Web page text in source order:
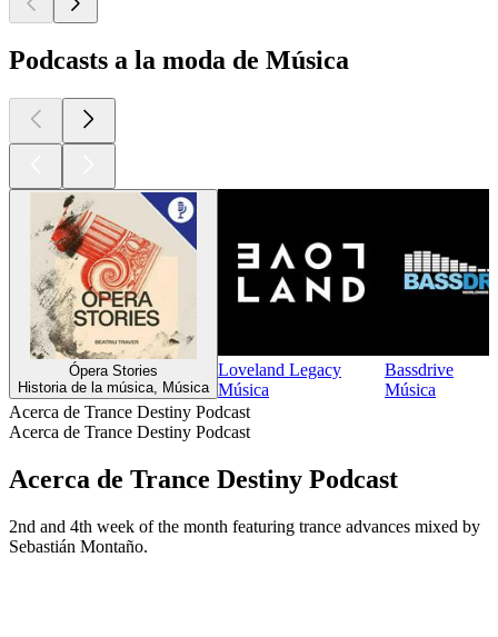
Podcasts a la moda de Música
Ópera Stories
Historia de la música, Música
Loveland Legacy
Música
Bassdrive
Música
Acerca de Trance Destiny Podcast
Acerca de Trance Destiny Podcast
Acerca de Trance Destiny Podcast
2nd and 4th week of the month featuring trance advances mixed by
Sebastián Montaño.